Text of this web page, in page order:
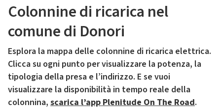
Colonnine di ricarica nel
comune di Donori
Esplora la mappa delle colonnine di ricarica elettrica.
Clicca su ogni punto per visualizzare la potenza, la
tipologia della presa e l’indirizzo. E se vuoi
visualizzare la disponibilità in tempo reale della
colonnina, scarica l’app Plenitude On The Road.